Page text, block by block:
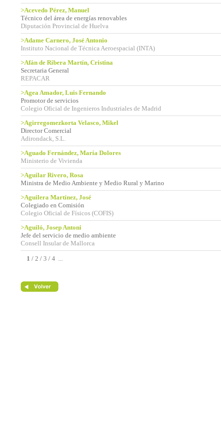
>Acevedo Pérez, Manuel
Técnico del área de energías renovables
Diputación Provincial de Huelva
>Adame Carnero, José Antonio
Instituto Nacional de Técnica Aeroespacial (INTA)
>Afán de Ribera Martín, Cristina
Secretaria General
REPACAR
>Agea Amador, Luis Fernando
Promotor de servicios
Colegio Oficial de Ingenieros Industriales de Madrid
>Agirregomezkorta Velasco, Mikel
Director Comercial
Adirondack, S.L.
>Aguado Fernández, María Dolores
Ministerio de Vivienda
>Aguilar Rivero, Rosa
Ministra de Medio Ambiente y Medio Rural y Marino
>Aguilera Martínez, José
Colegiado en Comisión
Colegio Oficial de Físicos (COFIS)
>Aguiló, Josep Antoni
Jefe del servicio de medio ambiente
Consell Insular de Mallorca
1 / 2 / 3 / 4 ...